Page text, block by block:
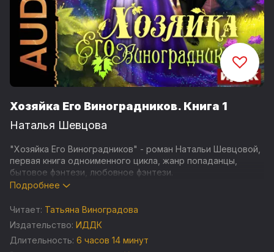
Хозяйка Его Виноградников. Книга 1
Наталья Шевцова
"Хозяйка Его Виноградников" - роман Натальи Шевцовой,
первая книга одноименного цикла, жанр попаданцы,
бытовое фэнтези, любовное фэнтези.
Этот человек стал ему самым лучшим отцом, о котором
только можно мечтать, он дал ему любящий дом,
любимую профессию и партнёршу…
Подробнее
Читает: Татьяна Виноградова
Издательство: ИДДК
Длительность: 6 часов 14 минут